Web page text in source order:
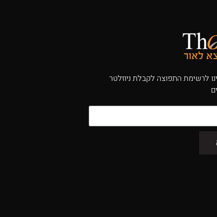
לרשימת התפוצה לקבלת ניוזלטר